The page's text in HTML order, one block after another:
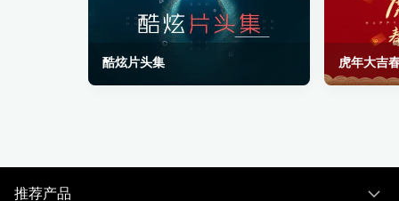
酷炫片头集 虎年大吉
推荐产品